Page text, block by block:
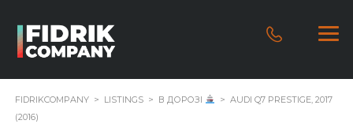
FIDRIKCOMPANY > LISTINGS > В ДОРОЗІ > AUDI Q7 PRESTIGE, 2017
(2016)